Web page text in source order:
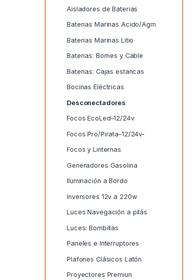
Aisladores de Baterias
Baterias Marinas Acido/Agm
Baterias Marinas Litio
Baterias: Bornes y Cable
Baterias: Cajas estancas
Bocinas Eléctricas
Desconectadores
Focos EcoLed–12/24v
Focos Pro/Pirata–12/24v-
Focos y Linternas
Generadores Gasolina
Iluminación a Bordo
Inversores 12v a 220w
Luces Navegación a pilás
Luces: Bombillas
Paneles e Interruptores
Plafones Clásicos Latón
Proyectores Premiun